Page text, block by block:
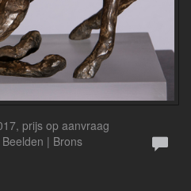
prijs op aanvraag
| Brons